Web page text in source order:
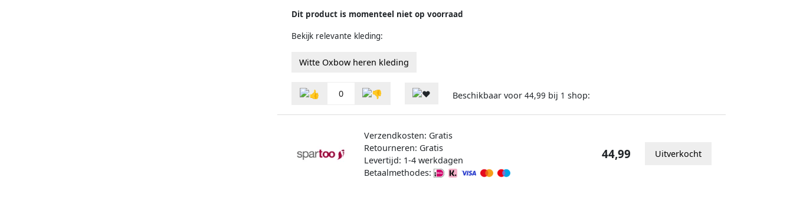
Dit product is momenteel niet op voorraad
Bekijk relevante kleding:
Witte Oxbow heren kleding
0 Beschikbaar voor 44,99 bij 1 shop:
Verzendkosten: Gratis
Retourneren: Gratis
Levertijd: 1-4 werkdagen
Betaalmethodes:
44,99 Uitverkocht